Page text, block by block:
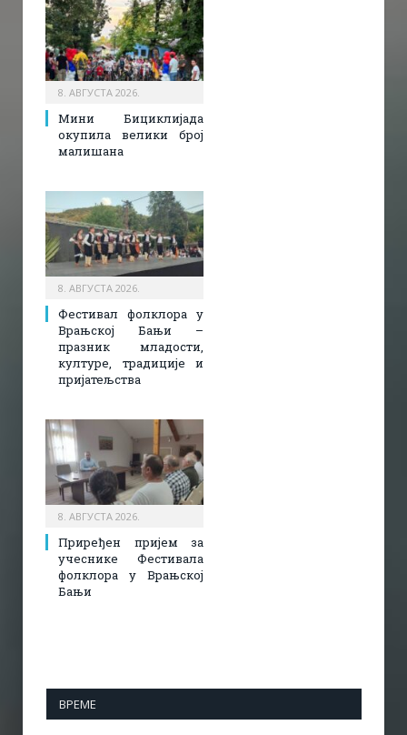
8. АВГУСТА 2026.
Мини Бициклијада
окупила велики број
малишана
8. АВГУСТА 2026.
Фестивал фолклора у
Врањској Бањи –
празник младости,
културе, традиције и
пријатељства
8. АВГУСТА 2026.
Приређен пријем за
учеснике Фестивала
фолклора у Врањској
Бањи
ВРЕМЕ